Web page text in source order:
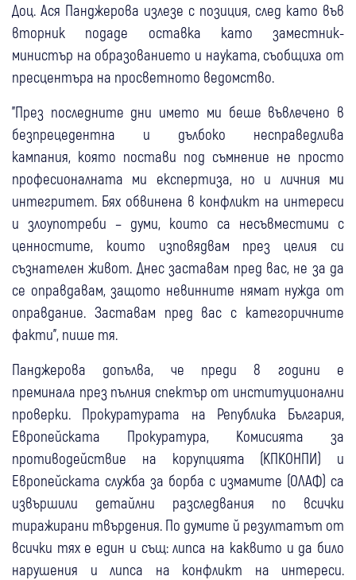
Доц. Ася Панджерова излезе с позиция, след като във
вторник подаде оставка като заместник-
министър на образованието и науката, съобщиха от
пресцентъра на просветното ведомство.
"През последните дни името ми беше въвлечено в
безпрецедентна и дълбоко несправедлива
кампания, която постави под съмнение не просто
професионалната ми експертиза, но и личния ми
интегритет. Бях обвинена в конфликт на интереси
и злоупотреби – думи, които са несъвместими с
ценностите, които изповядвам през целия си
съзнателен живот. Днес заставам пред вас, не за да
се оправдавам, защото невинните нямат нужда от
оправдание. Заставам пред вас с категоричните
факти", пише тя.
Панджерова допълва, че преди 8 години е
преминала през пълния спектър от институционални
проверки. Прокуратурата на Република България,
Европейската Прокуратура, Комисията за
противодействие на корупцията (КПКОНПИ) и
Европейската служба за борба с измамите (ОЛАФ) са
извършили детайлни разследвания по всички
тиражирани твърдения. По думите й резултатът от
всички тях е един и същ: липса на каквито и да било
нарушения и липса на конфликт на интереси.